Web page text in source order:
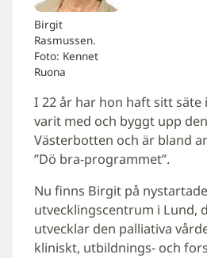
Birgit
Rasmussen.
Foto: Kennet
Ruona
I 22 år har hon haft sitt säte
varit med och byggt upp
Västerbotten och är bland
”Dö bra-programmet”.
Nu finns Birgit på
utvecklingscentrum i Lund,
utvecklar den palliativa
kliniskt, utbildnings- och